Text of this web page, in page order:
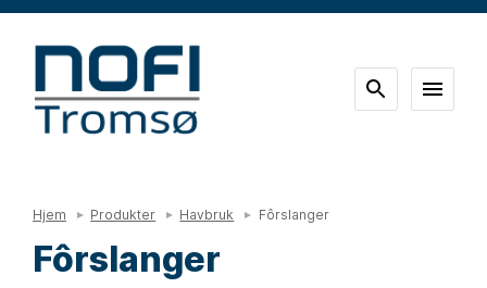
Hjem Produkter Havbruk Fôrslanger
Fôrslanger